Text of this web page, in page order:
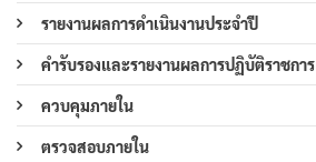
รายงานผลการดำเนินงานประจำปี
คำรับรองและรายงานผลการปฏิบัติราชการ
ควบคุมภายใน
ตรวจสอบภายใน